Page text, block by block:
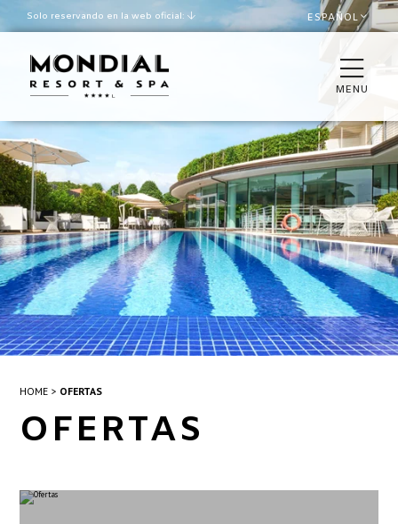
Solo reservando en la web oficial:
Late check out según
disponibilidad
ESPAÑOL
MENU
HABITACIONES
LA VILLA
RESTAURANTES & BAR
SPA & WELLNESS
PISCINA Y PLAYA
SERVICIOS
HOME OFERTAS
OFERTAS